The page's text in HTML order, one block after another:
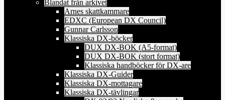
Blandat från arkivet
Arnes skattkammare
EDXC (European DX Council)
Gunnar Carlsson
Klassiska DX-böcker
DUX DX-BOK (A5-format)
DUX DX-BOK (stort format)
Klassiska handböcker för DX-are
Klassiska DX-Guider
Klassiska DX-mottagare
Klassiska DX-tävlingar